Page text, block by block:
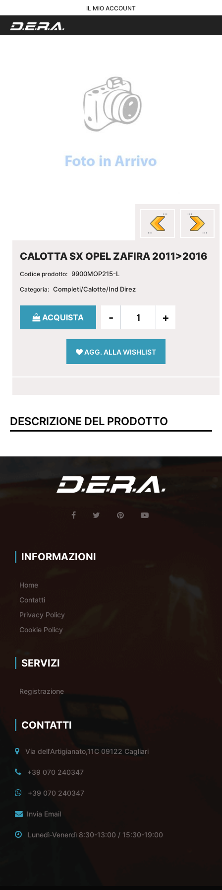
IL MIO ACCOUNT
CALOTTA SX OPEL ZAFIRA 2011>2016
Codice prodotto: 9900MOP215-L
Categoria: Completi/Calotte/Ind Direz
Quantità
ACQUISTA
AGG. ALLA WISHLIST
DESCRIZIONE DEL PRODOTTO
INFORMAZIONI
Home
Contatti
Privacy Policy
Cookie Policy
SERVIZI
Registrazione
CONTATTI
Via dell'Artigianato,11C 09122 Cagliari
+39 070 240347
+39 070 240347
Invia Email
Lunedì-Venerdì 8:30-13:00 / 15:30-19:00